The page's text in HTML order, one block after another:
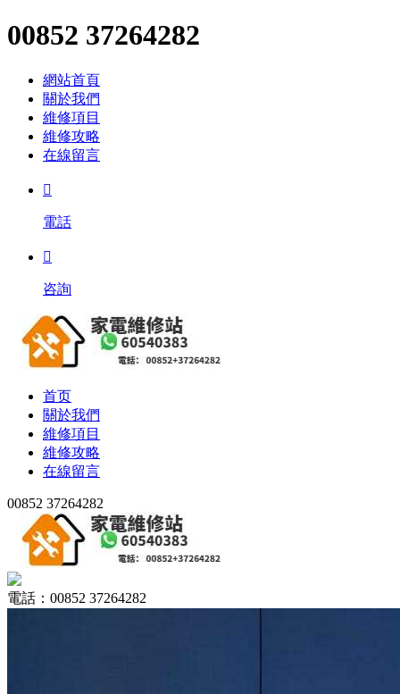
00852 37264282
網站首頁
關於我們
維修項目
維修攻略
在線留言

電話

咨詢
首页
關於我們
維修項目
維修攻略
在線留言
00852 37264282
電話：00852 37264282